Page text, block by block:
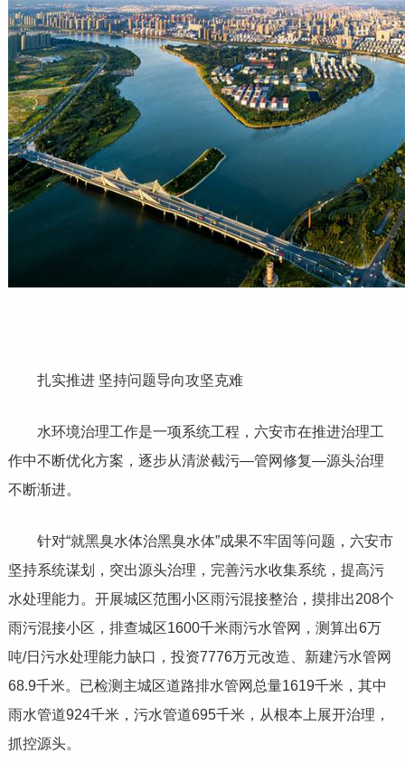
扎实推进 坚持问题导向攻坚克难
水环境治理工作是一项系统工程，六安市在推进治理工
作中不断优化方案，逐步从清淤截污—管网修复—源头治理
不断渐进。
针对“就黑臭水体治黑臭水体”成果不牢固等问题，六安市
坚持系统谋划，突出源头治理，完善污水收集系统，提高污
水处理能力。开展城区范围小区雨污混接整治，摸排出208个
雨污混接小区，排查城区1600千米雨污水管网，测算出6万
吨/日污水处理能力缺口，投资7776万元改造、新建污水管网
68.9千米。已检测主城区道路排水管网总量1619千米，其中
雨水管道924千米，污水管道695千米，从根本上展开治理，
抓控源头。